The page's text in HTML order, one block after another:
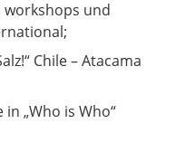
workshops und
Chile – Atacama
„Who is Who“